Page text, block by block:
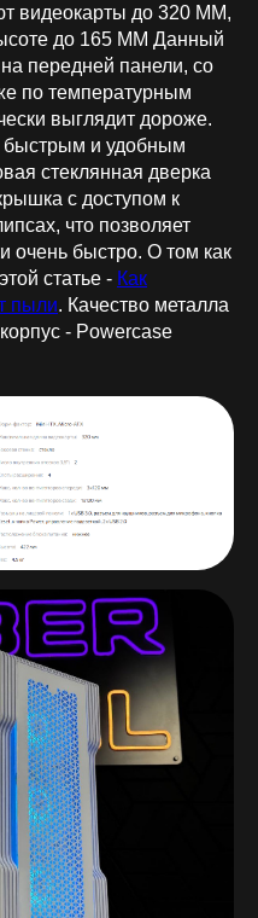
видеокарты до 320 ММ,
до 165 ММ Данный
передней панели, со
по температурным
выглядит дороже.
быстрым и удобным
стеклянная дверка
с доступом к
что позволяет
очень быстро. О том как
статье - Как
пыли. Качество металла
- Powercase